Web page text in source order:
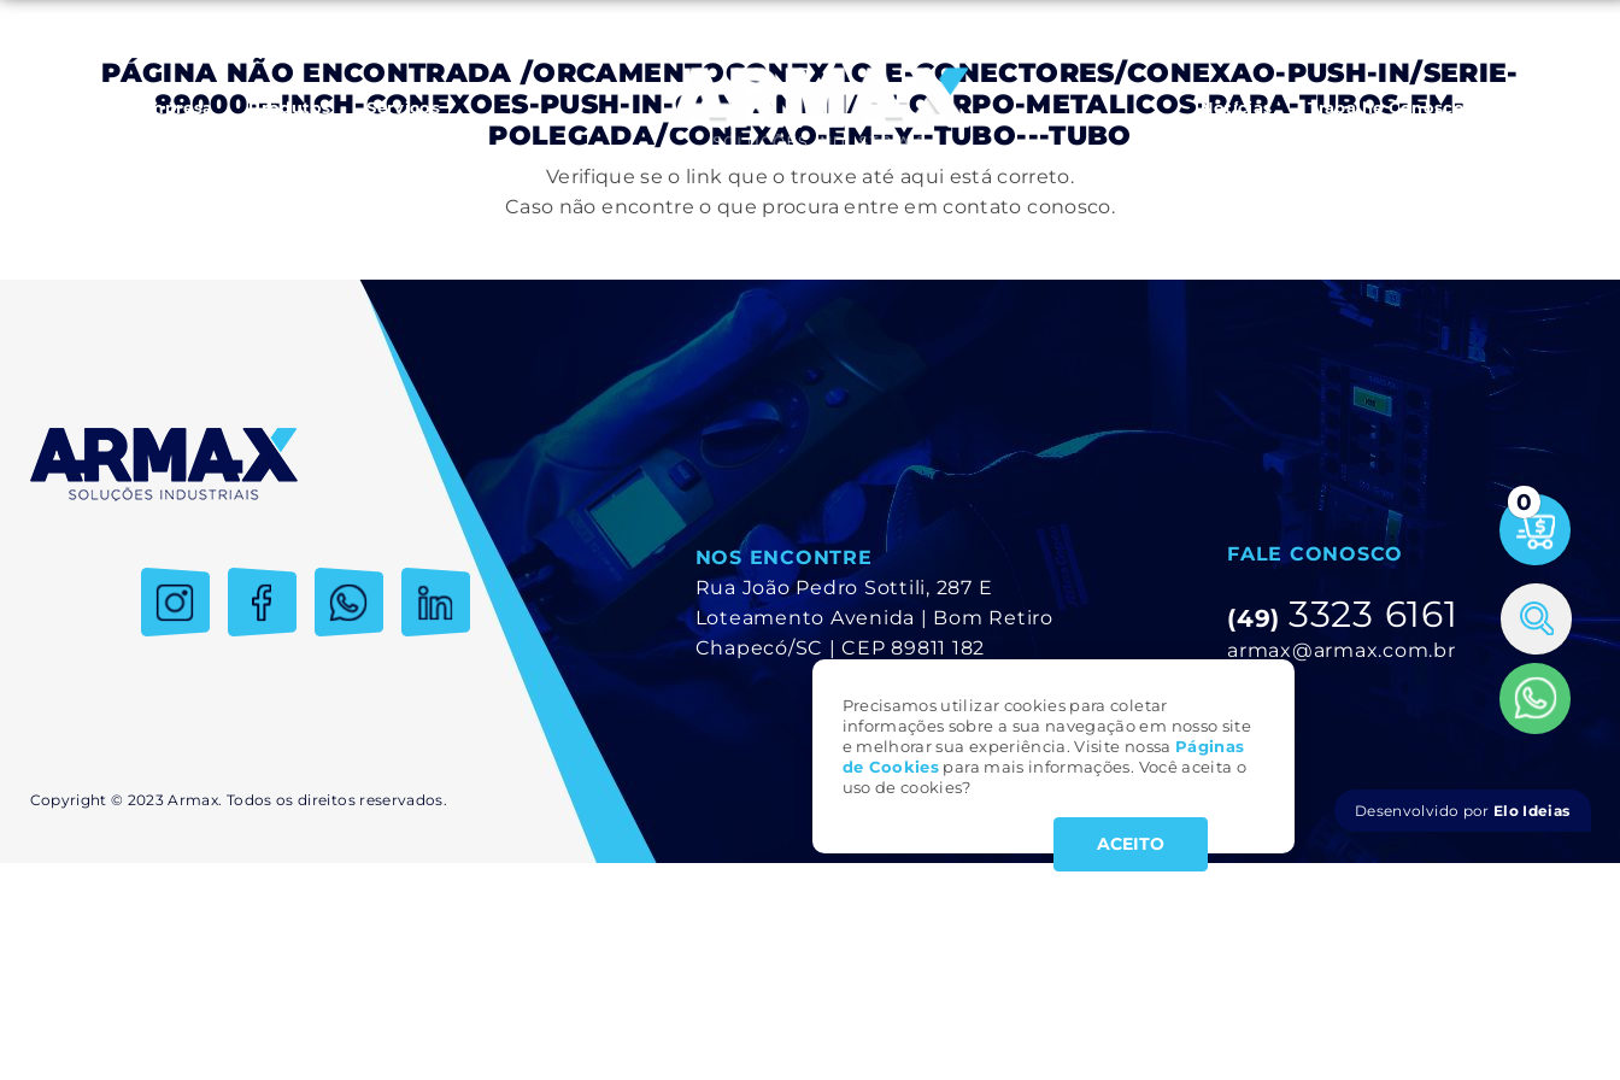
Precisamos utilizar cookies para coletar
informações sobre a sua navegação em nosso site
e melhorar sua experiência. Visite nossa Páginas
de Cookies para mais informações. Você aceita o
uso de cookies?
ACEITO
Empresa Produtos Serviços Notícias Trabalhe Conosco
PÁGINA NÃO ENCONTRADA/ORCAMENTOCONEXAO-E-CONECTORES/CONEXAO-PUSH-IN/SERIE-
89000---INCH-CONEXOES-PUSH-IN-COM-ANILHA-E-CORPO-METALICOS-PARA-TUBOS-EM-
POLEGADA/CONEXAO-EM--Y--TUBO---TUBO
Verifique se o link que o trouxe até aqui está correto.
Caso não encontre o que procura entre em contato conosco.
0
NOS ENCONTRE
Rua João Pedro Sottili, 287 E
Loteamento Avenida | Bom Retiro
Chapecó/SC | CEP 89811 182
FALE CONOSCO
(49) 3323 6161
armax@armax.com.br
Copyright © 2023 Armax. Todos os direitos reservados.
Desenvolvido por Elo Ideias